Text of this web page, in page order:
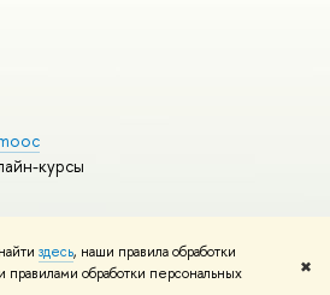
здесь, наши правила обработки
обработки персональных
✖
курсы
Редактору